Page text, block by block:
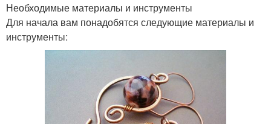
Необходимые материалы и инструменты
Для начала вам понадобятся следующие материалы и
инструменты: